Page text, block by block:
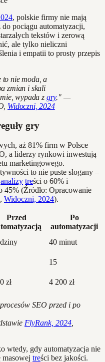
, polskie firmy nie mają
pociągu automatyzacji,
tekstów i zerową
ale tylko nieliczni
i empatii to prosty przepis
to nie moda, a
zmian i skali
wypada z gry." —
Widoczni, 2024
gry
aż 81% firm w Polsce
a liderzy rynkowi inwestują
marketingowego.
to nie puste slogany –
analizy treści o 60% i
45% (Źródło: Opracowanie
, Widoczni, 2024).
Przed
Po
automatyzacji
40 minut
15
zł 4 200 zł
SEO przed i po
FlyRank, 2024
wtedy, gdy automatyzacja nie
masowej treści bez jakości.